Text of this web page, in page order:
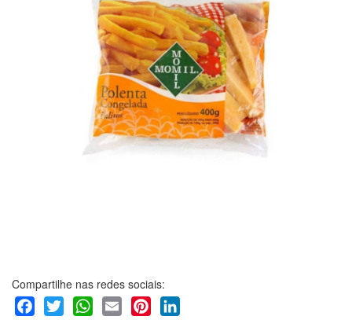
Compartilhe nas redes sociais: